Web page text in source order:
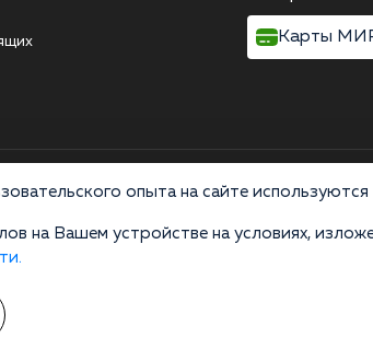
Карты
Согласие на обработку
127083, Московская область, г. Москва, улица 8
справочный характер, не являются публичной офертой
лечащего специалиста. Консультации по телефону и в
специалиста. Оставаясь на сайте, вы соглашаетесь на
опыта на сайте используются
на Вашем устройстве на условиях,